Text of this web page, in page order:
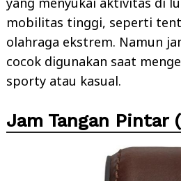
mobilitas tinggi, seperti
olahraga ekstrem. Namun
cocok digunakan saat
sporty atau kasual.
Jam Tangan Pintar (